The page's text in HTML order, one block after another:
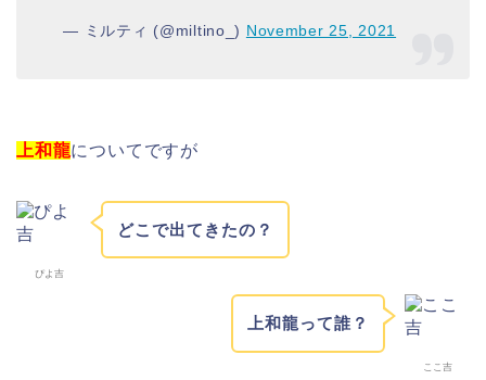
— ミルティ (@miltino_) November 25, 2021
上和龍についてですが
ぴよ吉
どこで出てきたの？
ここ吉
上和龍って誰？